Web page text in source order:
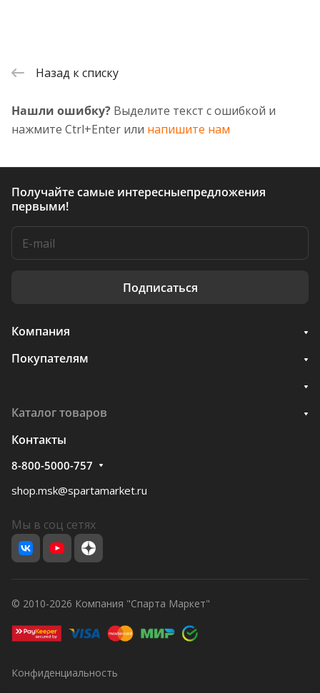
Назад к списку
Нашли ошибку? Выделите текст с ошибкой и
нажмите Ctrl+Enter или напишите нам
Получайте самые интересныепредложения
первыми!
Подписаться
Компания
Покупателям
Каталог товаров
Контакты
8-800-5000-757
shop.msk@spartamarket.ru
Мы в соц сетях
© 2010-2026 Компания "Спарта Маркет"
Конфиденциальность